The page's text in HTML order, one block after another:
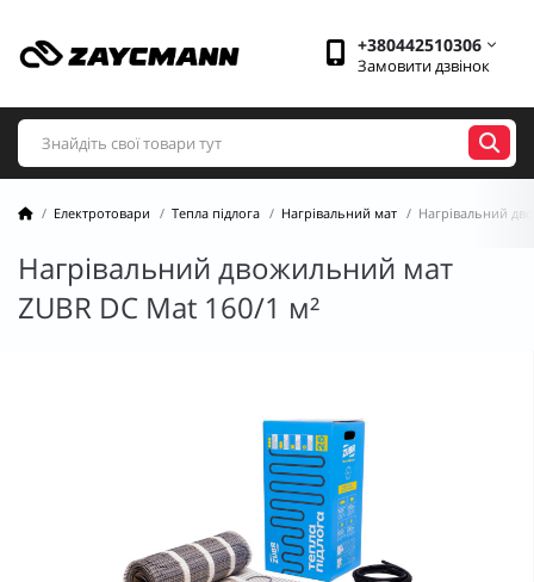
+380442510306
Замовити дзвінок
Електротовари Тепла підлога Нагрівальний мат Нагрівальний
Нагрівальний двожильний мат
ZUBR DC Mat 160/1 м²